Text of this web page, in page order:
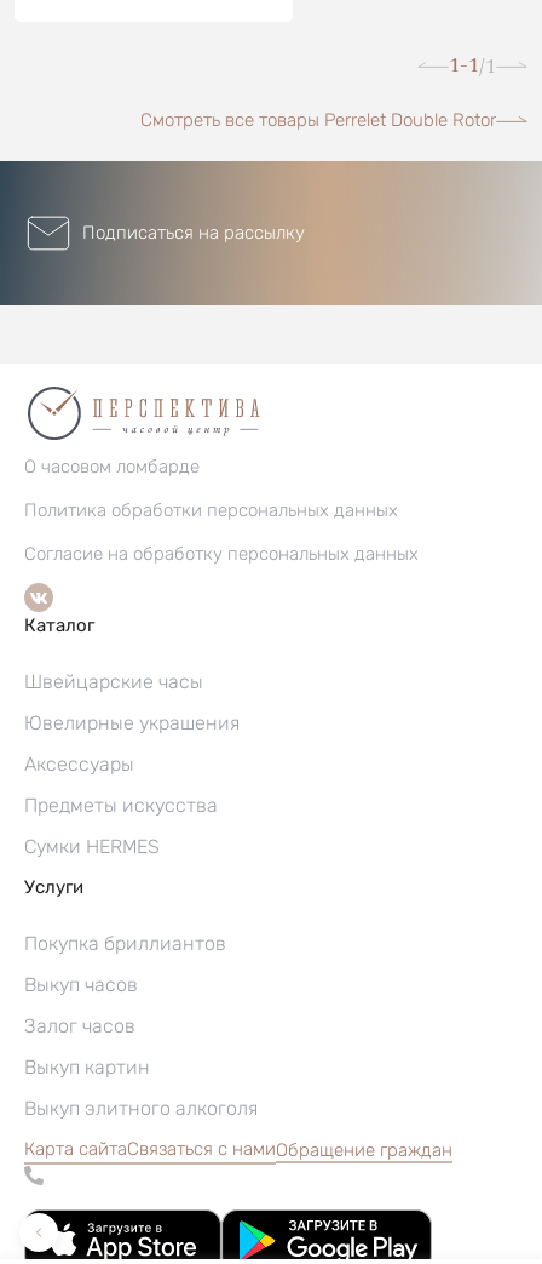
1-1/1
Смотреть все товары Perrelet Double Rotor
Подписаться на рассылку
О часовом ломбарде
Политика обработки персональных данных
Согласие на обработку персональных данных
Каталог
Швейцарские часы
Ювелирные украшения
Аксессуары
Предметы искусства
Сумки HERMES
Услуги
Покупка бриллиантов
Выкуп часов
Залог часов
Выкуп картин
Выкуп элитного алкоголя
Карта сайтаСвязаться с намиОбращение граждан